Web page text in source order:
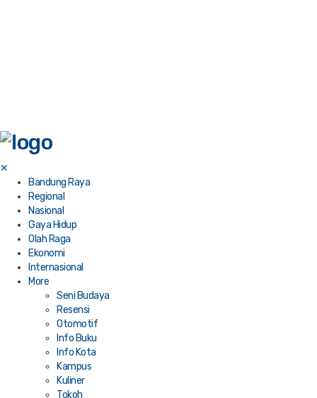
✕
Bandung Raya
Regional
Nasional
Gaya Hidup
Olah Raga
Ekonomi
Internasional
More
Seni Budaya
Resensi
Otomotif
Info Buku
Info Kota
Kampus
Kuliner
Tokoh